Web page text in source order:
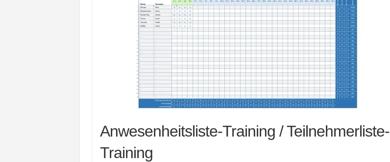
Anwesenheitsliste-Training / Teilnehmerliste-
Training